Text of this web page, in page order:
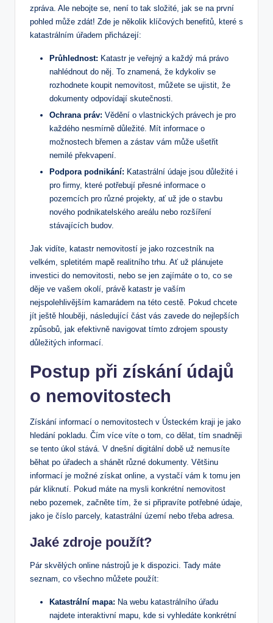
zpráva. Ale nebojte se, není to tak složité, jak se na první
pohled může zdát! Zde je několik klíčových benefitů, které s
katastrálním úřadem přicházejí:
Průhlednost: Katastr je veřejný a každý má právo
nahlédnout do něj. To znamená, že kdykoliv se
rozhodnete koupit nemovitost, můžete se ujistit, že
dokumenty odpovídají skutečnosti.
Ochrana práv: Vědění o vlastnických právech je pro
každého nesmírně důležité. Mít informace o
možnostech břemen a zástav vám může ušetřit
nemilé překvapení.
Podpora podnikání: Katastrální údaje jsou důležité i
pro firmy, které potřebují přesné informace o
pozemcích pro různé projekty, ať už jde o stavbu
nového podnikatelského areálu nebo rozšíření
stávajících budov.
Jak vidíte, katastr nemovitostí je jako rozcestník na
velkém, spletitém mapě realitního trhu. Ať už plánujete
investici do nemovitosti, nebo se jen zajímáte o to, co se
děje ve vašem okolí, právě katastr je vaším
nejspolehlivějším kamarádem na této cestě. Pokud chcete
jít ještě hlouběji, následující část vás zavede do nejlepších
způsobů, jak efektivně navigovat tímto zdrojem spousty
důležitých informací.
Postup při získání údajů
o nemovitostech
Získání informací o nemovitostech v Ústeckém kraji je jako
hledání pokladu. Čím více víte o tom, co dělat, tím snadněji
se tento úkol stává. V dnešní digitální době už nemusíte
běhat po úřadech a shánět různé dokumenty. Většinu
informací je možné získat online, a vystačí vám k tomu jen
pár kliknutí. Pokud máte na mysli konkrétní nemovitost
nebo pozemek, začněte tím, že si připravíte potřebné údaje,
jako je číslo parcely, katastrální území nebo třeba adresa.
Jaké zdroje použít?
Pár skvělých online nástrojů je k dispozici. Tady máte
seznam, co všechno můžete použít:
Katastrální mapa: Na webu katastrálního úřadu
najdete interaktivní mapu, kde si vyhledáte konkrétní